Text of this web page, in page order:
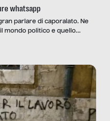
whatsapp
parlare di caporalato. Ne
mondo politico e quello
laico e religioso,
criminale è […]